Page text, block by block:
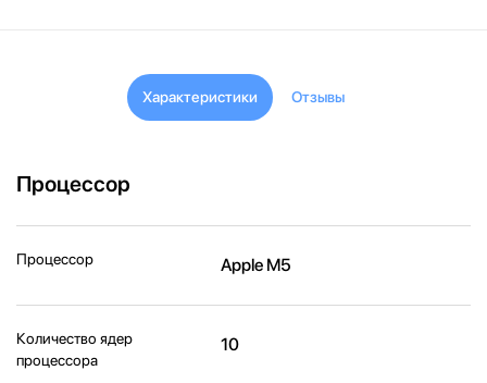
Характеристики Отзывы
Процессор
Процессор Apple M5
Количество ядер
процессора
10